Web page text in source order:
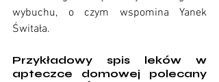
wybuchu, o czym wspomina Yanek
Świtała.
Przykładowy spis leków w
apteczce domowej polecany